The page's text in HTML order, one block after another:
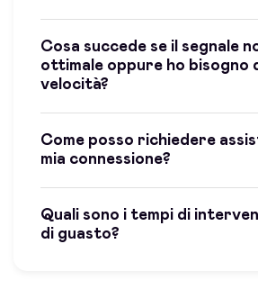
Cosa succede se il segnale
ottimale oppure ho bisogno
velocità?
Come posso richiedere
mia connessione?
Quali sono i tempi di
di guasto?